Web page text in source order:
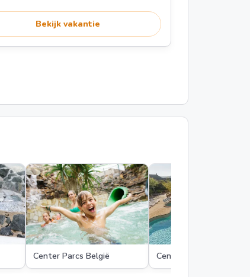
Bekijk vakantie
Center Parcs België Center Parcs Frankrijk